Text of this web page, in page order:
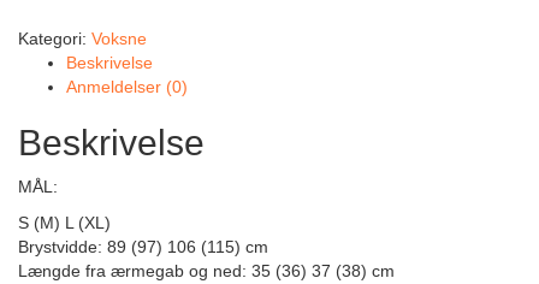
Kategori: Voksne
Beskrivelse
Anmeldelser (0)
Beskrivelse
MÅL:
S (M) L (XL)
Brystvidde: 89 (97) 106 (115) cm
Længde fra ærmegab og ned: 35 (36) 37 (38) cm